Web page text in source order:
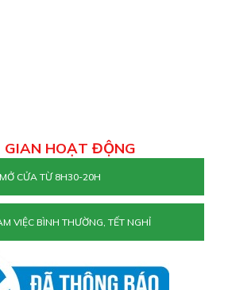
GIAN HOẠT ĐỘNG
MỞ CỬA TỪ 8H30-20H
VIỆC BÌNH THƯỜNG, TẾT NGHỈ